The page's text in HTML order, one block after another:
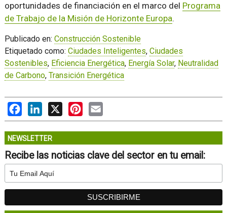
oportunidades de financiación en el marco del Programa
de Trabajo de la Misión de Horizonte Europa.
Publicado en: Construcción Sostenible
Etiquetado como: Ciudades Inteligentes, Ciudades
Sostenibles, Eficiencia Energética, Energía Solar, Neutralidad
de Carbono, Transición Energética
FacebookLinkedIn
X PinterestEmail
NEWSLETTER
Recibe las noticias clave del sector en tu email: